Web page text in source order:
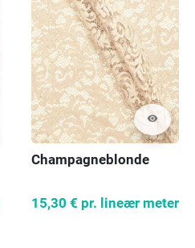
visibility
Champagneblonde
15,30 € pr. lineær meter